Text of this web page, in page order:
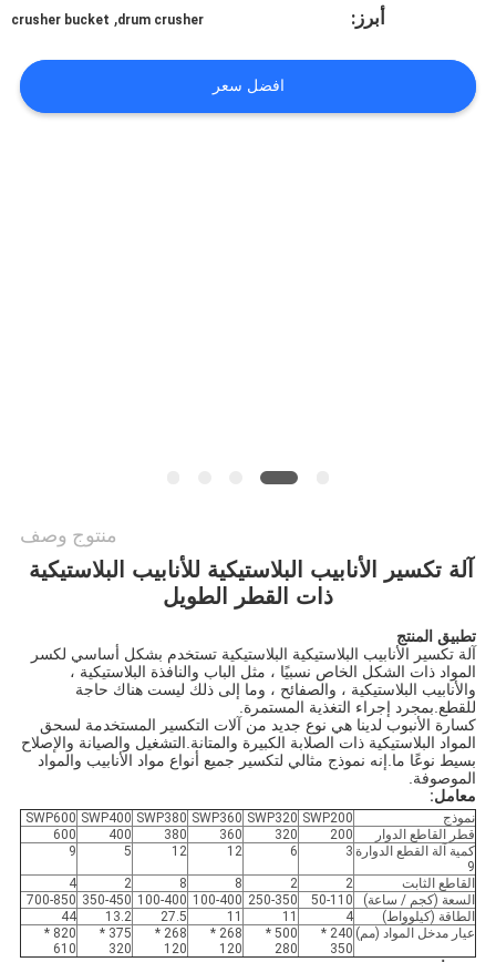
بنا
أبرز: drum crusher
,
crusher bucket
افضل سعر
منتوج وصف
ذات القطر الطويل
تطبيق المنتج
للقطع.بمجرد إجراء التغذية المستمرة.
كسارة الأنبوب لدينا هي نوع جديد من آلات التكسير المستخدمة لسحق
بسيط نوعًا ما.إنه نموذج مثالي لتكسير جميع أنواع مواد الأنابيب والمواد
الموصوفة.
معامل:
نموذج SWP200
SWP320
SWP360
SWP380
SWP400
SWP600
قطر القاطع الدوار
200
320
360
380
400
600
كمية آلة القطع الدوارة
9
3
6
12
12
5
9
القاطع الثابت 2
2
8
8
2
4
السعة (كجم / ساعة)
50-110
250-350
100-400
100-400
350-450
700-850
الطاقة (كيلوواط)
4
11
11
27.5
13.2
44
عيار مدخل المواد (مم)
240 *
350
500 *
280
268 *
120
268 *
120
375 *
320
820 *
610